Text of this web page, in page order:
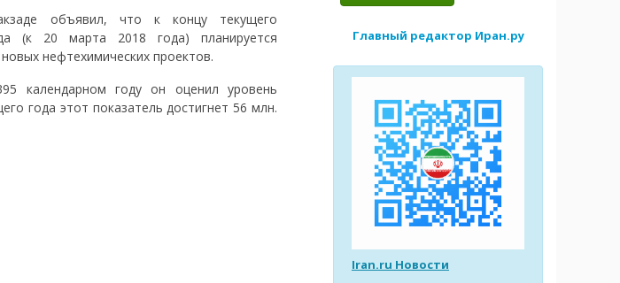
объявил, что к концу текущего
(к 20 марта 2018 года) планируется
нефтехимических проектов.
календарном году он оценил уровень
года этот показатель достигнет 56 млн.
Главный редактор Иран.ру
Iran.ru Новости